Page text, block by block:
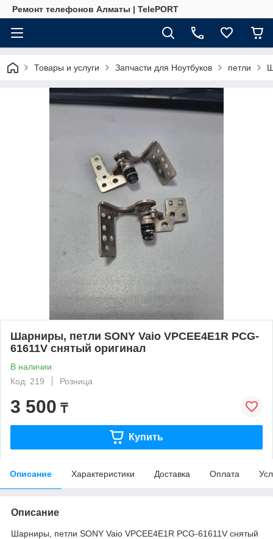
Ремонт телефонов Алматы | TelePORT
Товары и услуги Запчасти для Ноутбуков петли
Шарниры, петли SONY Vaio VPCEE4E1R PCG-
61611V снятый оригинал
В наличии
Код: 219
Розница
3 500 ₸
Купить
Описание Характеристики Доставка Оплата
Описание
Шарниры, петли SONY Vaio VPCEE4E1R PCG-61611V снятый